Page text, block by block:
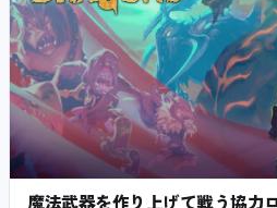
魔法武器を作り上げて戦う協力